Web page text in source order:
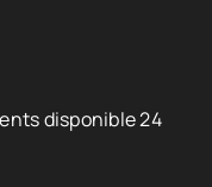
disponible 24